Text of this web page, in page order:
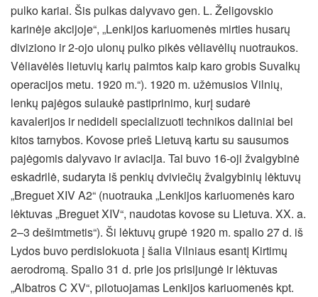
pulko kariai. Šis pulkas dalyvavo gen. L. Želigovskio
karinėje akcijoje“, „Lenkijos kariuomenės mirties husarų
diviziono ir 2-ojo ulonų pulko pikės vėliavėlių nuotraukos.
Vėliavėlės lietuvių karių paimtos kaip karo grobis Suvalkų
operacijos metu. 1920 m.“). 1920 m. užėmusios Vilnių,
lenkų pajėgos sulaukė pastiprinimo, kurį sudarė
kavalerijos ir nedideli specializuoti technikos daliniai bei
kitos tarnybos. Kovose prieš Lietuvą kartu su sausumos
pajėgomis dalyvavo ir aviacija. Tai buvo 16-oji žvalgybinė
eskadrilė, sudaryta iš penkių dviviečių žvalgybinių lėktuvų
„Breguet XIV A2“ (nuotrauka „Lenkijos kariuomenės karo
lėktuvas „Breguet XIV“, naudotas kovose su Lietuva. XX. a.
2–3 dešimtmetis“). Ši lėktuvų grupė 1920 m. spalio 27 d. iš
Lydos buvo perdislokuota į šalia Vilniaus esantį Kirtimų
aerodromą. Spalio 31 d. prie jos prisijungė ir lėktuvas
„Albatros C XV“, pilotuojamas Lenkijos kariuomenės kpt.